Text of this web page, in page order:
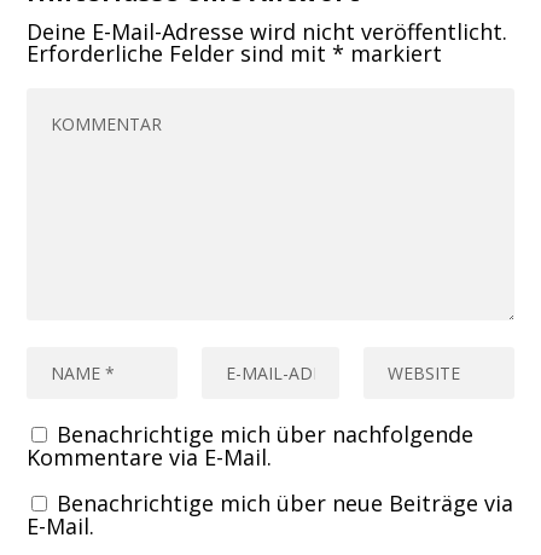
Deine E-Mail-Adresse wird nicht veröffentlicht.
Erforderliche Felder sind mit* markiert
Benachrichtige mich über nachfolgende
Kommentare via E-Mail.
Benachrichtige mich über neue Beiträge via
E-Mail.